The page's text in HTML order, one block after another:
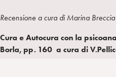
A
L
p
a
n
e
d
i
t
g
r
Recensione a cura di Marina Breccia
Cura e Autocura con la
Borla, pp. 160 a cura di